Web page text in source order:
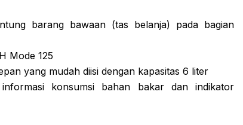
barang bawaan (tas belanja) pada bagian
Mode 125
yang mudah diisi dengan kapasitas 6 liter
konsumsi bahan bakar dan indikator